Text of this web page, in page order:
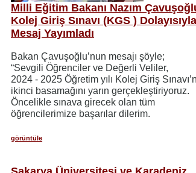
Milli Eğitim Bakanı Nazım
Kolej Giriş Sınavı (KGS ) Dolayısıyla
Mesaj Yayımladı
​​​​​​​Bakan Çavuşoğlu’nun mesajı şöyle;
“Sevgili Öğrenciler ve Değerli Veliler,
2024 - 2025 Öğretim yılı Kolej Giriş
ikinci basamağını yarın gerçekleştiriyoruz.
Öncelikle sınava girecek olan tüm
öğrencilerimize başarılar dilerim.
görüntüle